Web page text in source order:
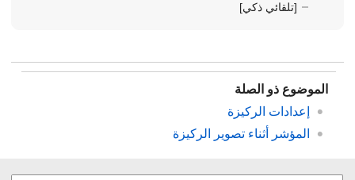
[تلقائي ذكي]
الموضوع ذو الصلة
إعدادات الركيزة
المؤشر أثناء تصوير الركيزة